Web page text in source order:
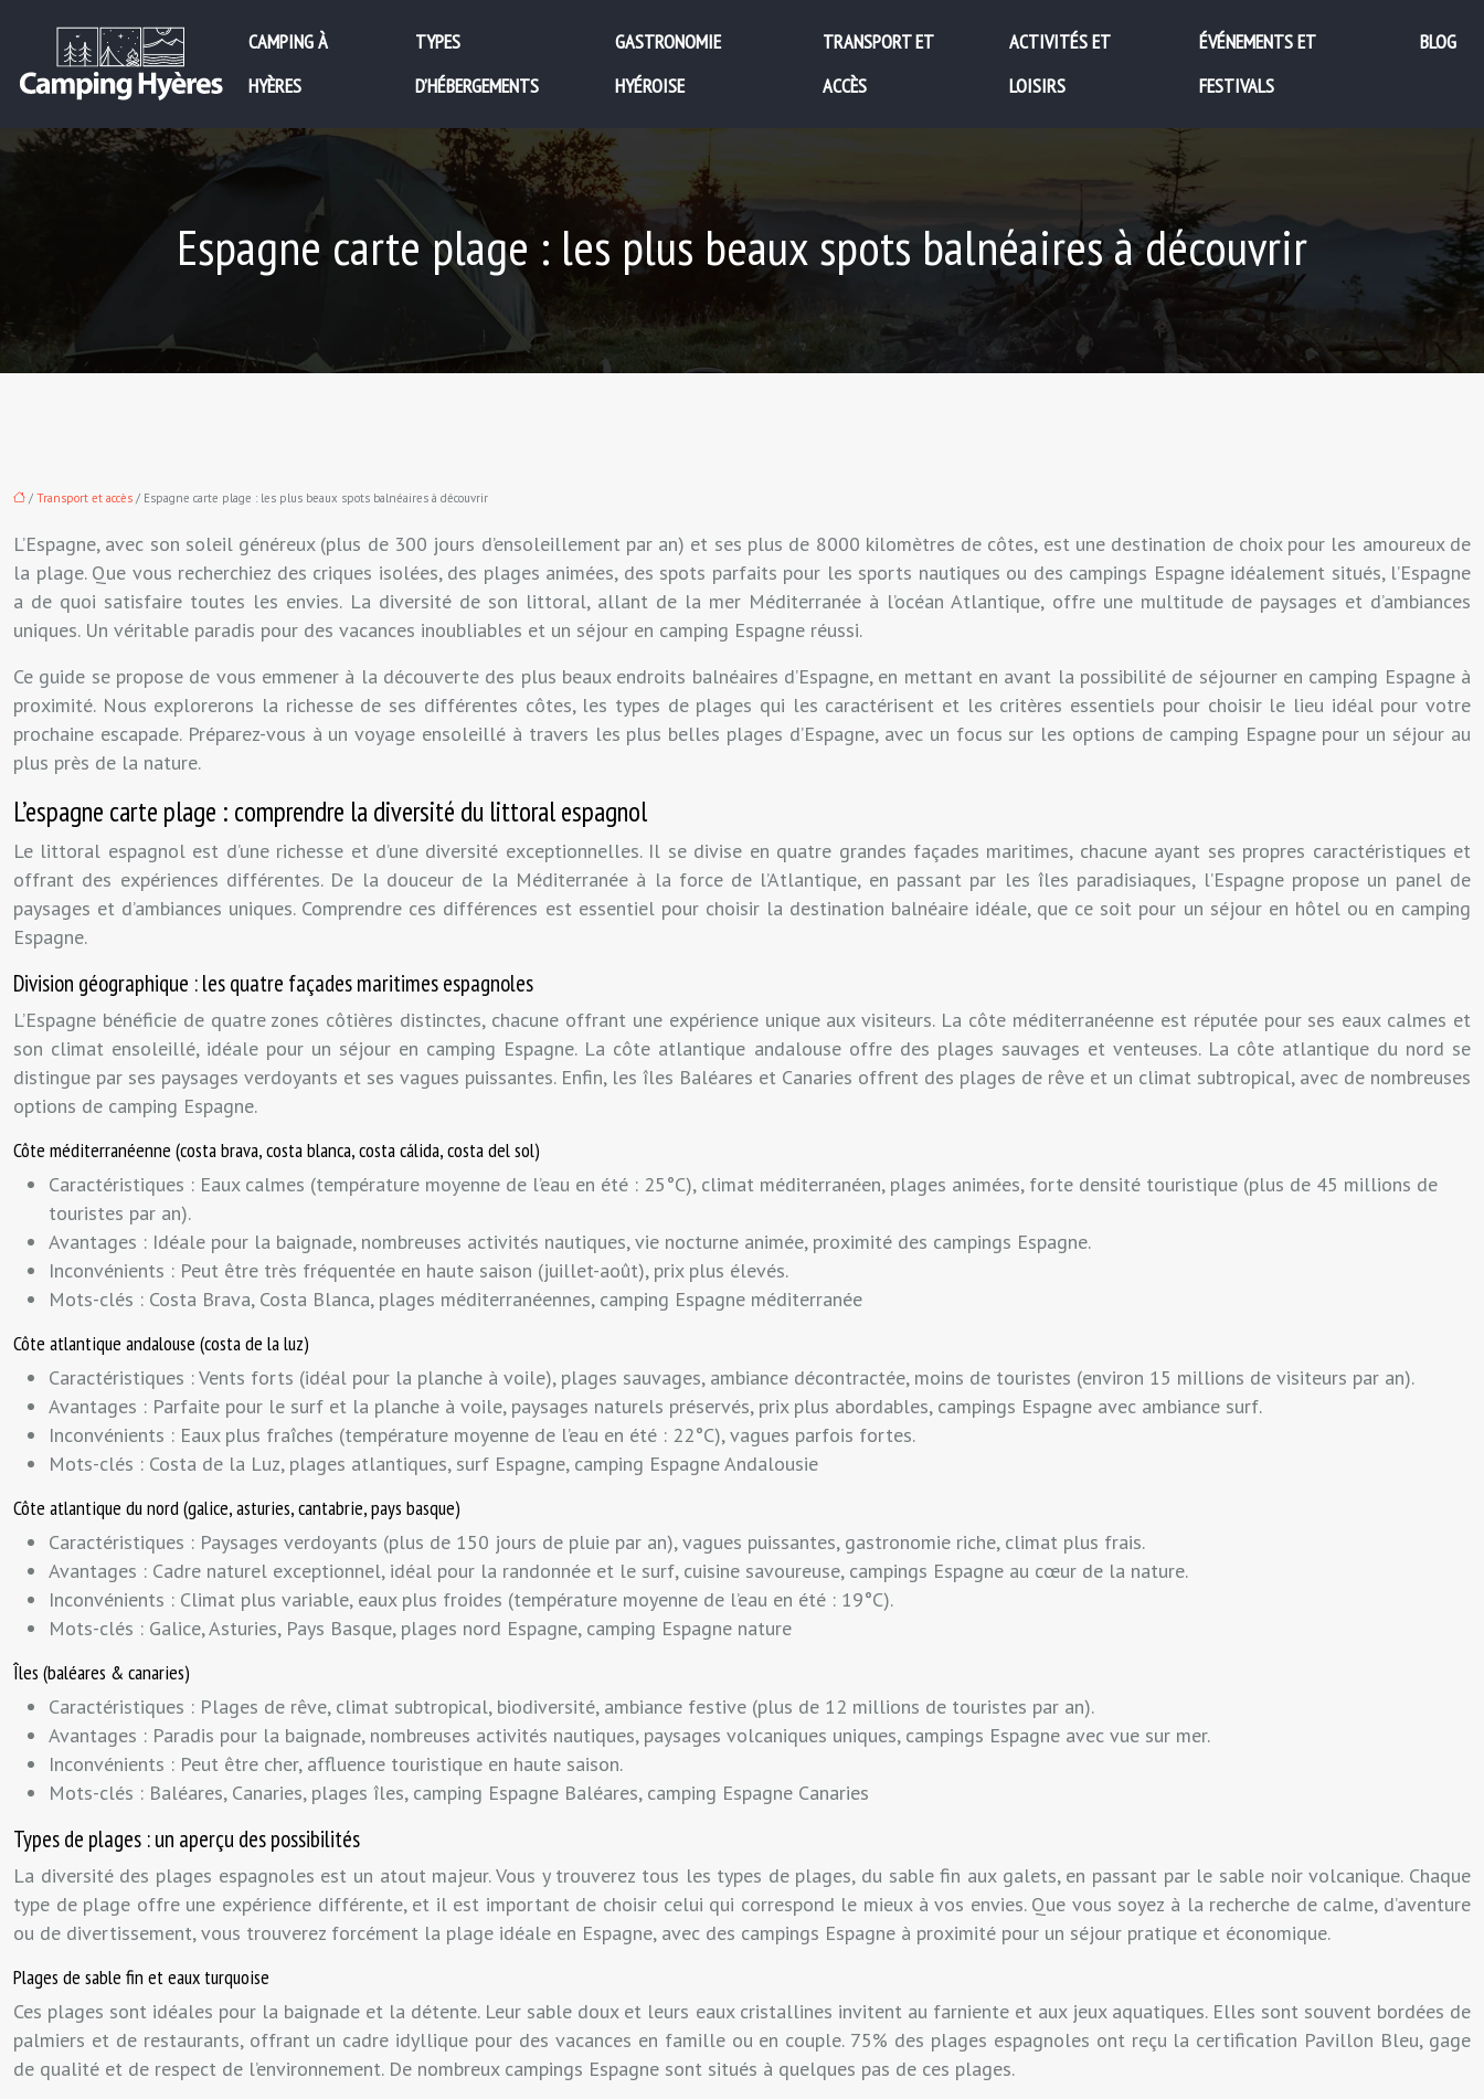
CAMPING À
HYÈRES
TYPES
D’HÉBERGEMENTS
GASTRONOMIE
HYÉROISE
TRANSPORT ET
ACCÈS
ACTIVITÉS ET
LOISIRS
ÉVÉNEMENTS ET
FESTIVALS
BLOG
Espagne carte plage : les plus beaux spots balnéaires à découvrir
/ Transport et accès / Espagne carte plage : les plus beaux spots balnéaires à découvrir
L’Espagne, avec son soleil généreux (plus de 300 jours d’ensoleillement par an) et ses plus de 8000 kilomètres de côtes, est une destination de choix pour les amoureux de
la plage. Que vous recherchiez des criques isolées, des plages animées, des spots parfaits pour les sports nautiques ou des campings Espagne idéalement situés, l’Espagne
a de quoi satisfaire toutes les envies. La diversité de son littoral, allant de la mer Méditerranée à l’océan Atlantique, offre une multitude de paysages et d’ambiances
uniques. Un véritable paradis pour des vacances inoubliables et un séjour en camping Espagne réussi.
Ce guide se propose de vous emmener à la découverte des plus beaux endroits balnéaires d’Espagne, en mettant en avant la possibilité de séjourner en camping Espagne à
proximité. Nous explorerons la richesse de ses différentes côtes, les types de plages qui les caractérisent et les critères essentiels pour choisir le lieu idéal pour votre
prochaine escapade. Préparez-vous à un voyage ensoleillé à travers les plus belles plages d’Espagne, avec un focus sur les options de camping Espagne pour un séjour au
plus près de la nature.
L’espagne carte plage : comprendre la diversité du littoral espagnol
Le littoral espagnol est d’une richesse et d’une diversité exceptionnelles. Il se divise en quatre grandes façades maritimes, chacune ayant ses propres caractéristiques et
offrant des expériences différentes. De la douceur de la Méditerranée à la force de l’Atlantique, en passant par les îles paradisiaques, l’Espagne propose un panel de
paysages et d’ambiances uniques. Comprendre ces différences est essentiel pour choisir la destination balnéaire idéale, que ce soit pour un séjour en hôtel ou en camping
Espagne.
Division géographique : les quatre façades maritimes espagnoles
L’Espagne bénéficie de quatre zones côtières distinctes, chacune offrant une expérience unique aux visiteurs. La côte méditerranéenne est réputée pour ses eaux calmes et
son climat ensoleillé, idéale pour un séjour en camping Espagne. La côte atlantique andalouse offre des plages sauvages et venteuses. La côte atlantique du nord se
distingue par ses paysages verdoyants et ses vagues puissantes. Enfin, les îles Baléares et Canaries offrent des plages de rêve et un climat subtropical, avec de nombreuses
options de camping Espagne.
Côte méditerranéenne (costa brava, costa blanca, costa cálida, costa del sol)
Caractéristiques : Eaux calmes (température moyenne de l’eau en été : 25°C), climat méditerranéen, plages animées, forte densité touristique (plus de 45 millions de
touristes par an).
Avantages : Idéale pour la baignade, nombreuses activités nautiques, vie nocturne animée, proximité des campings Espagne.
Inconvénients : Peut être très fréquentée en haute saison (juillet-août), prix plus élevés.
Mots-clés : Costa Brava, Costa Blanca, plages méditerranéennes, camping Espagne méditerranée
Côte atlantique andalouse (costa de la luz)
Caractéristiques : Vents forts (idéal pour la planche à voile), plages sauvages, ambiance décontractée, moins de touristes (environ 15 millions de visiteurs par an).
Avantages : Parfaite pour le surf et la planche à voile, paysages naturels préservés, prix plus abordables, campings Espagne avec ambiance surf.
Inconvénients : Eaux plus fraîches (température moyenne de l’eau en été : 22°C), vagues parfois fortes.
Mots-clés : Costa de la Luz, plages atlantiques, surf Espagne, camping Espagne Andalousie
Côte atlantique du nord (galice, asturies, cantabrie, pays basque)
Caractéristiques : Paysages verdoyants (plus de 150 jours de pluie par an), vagues puissantes, gastronomie riche, climat plus frais.
Avantages : Cadre naturel exceptionnel, idéal pour la randonnée et le surf, cuisine savoureuse, campings Espagne au cœur de la nature.
Inconvénients : Climat plus variable, eaux plus froides (température moyenne de l’eau en été : 19°C).
Mots-clés : Galice, Asturies, Pays Basque, plages nord Espagne, camping Espagne nature
Îles (baléares & canaries)
Caractéristiques : Plages de rêve, climat subtropical, biodiversité, ambiance festive (plus de 12 millions de touristes par an).
Avantages : Paradis pour la baignade, nombreuses activités nautiques, paysages volcaniques uniques, campings Espagne avec vue sur mer.
Inconvénients : Peut être cher, affluence touristique en haute saison.
Mots-clés : Baléares, Canaries, plages îles, camping Espagne Baléares, camping Espagne Canaries
Types de plages : un aperçu des possibilités
La diversité des plages espagnoles est un atout majeur. Vous y trouverez tous les types de plages, du sable fin aux galets, en passant par le sable noir volcanique. Chaque
type de plage offre une expérience différente, et il est important de choisir celui qui correspond le mieux à vos envies. Que vous soyez à la recherche de calme, d’aventure
ou de divertissement, vous trouverez forcément la plage idéale en Espagne, avec des campings Espagne à proximité pour un séjour pratique et économique.
Plages de sable fin et eaux turquoise
Ces plages sont idéales pour la baignade et la détente. Leur sable doux et leurs eaux cristallines invitent au farniente et aux jeux aquatiques. Elles sont souvent bordées de
palmiers et de restaurants, offrant un cadre idyllique pour des vacances en famille ou en couple. 75% des plages espagnoles ont reçu la certification Pavillon Bleu, gage
de qualité et de respect de l’environnement. De nombreux campings Espagne sont situés à quelques pas de ces plages.